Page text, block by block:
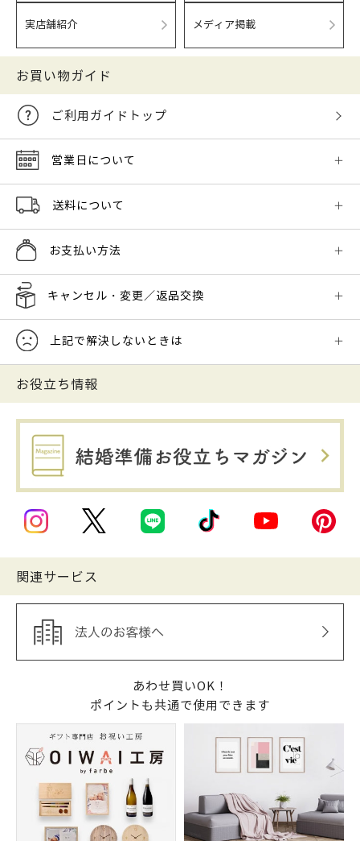
実店舗紹介 メディア掲載
お買い物ガイド
ご利用ガイドトップ
営業日について
送料について
お支払い方法
キャンセル・変更／返品交換
上記で解決しないときは
お役立ち情報
関連サービス
あわせ買いOK！
ポイントも共通で使用できます